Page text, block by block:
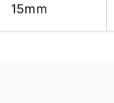
15mm